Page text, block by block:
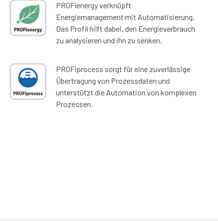
PROFIenergy verknüpft
Energiemanagement mit Automatisierung.
Das Profil hilft dabei, den Energieverbrauch
zu analysieren und ihn zu senken.
PROFIprocess sorgt für eine zuverlässige
Übertragung von Prozessdaten und
unterstützt die Automation von komplexen
Prozessen.